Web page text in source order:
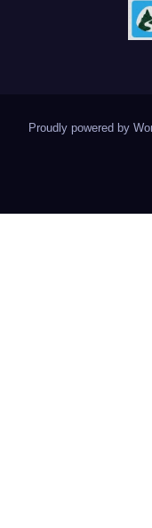
Proudly powered by